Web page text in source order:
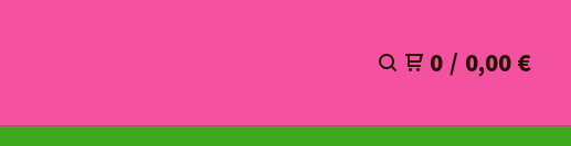
0 / 0,00 €